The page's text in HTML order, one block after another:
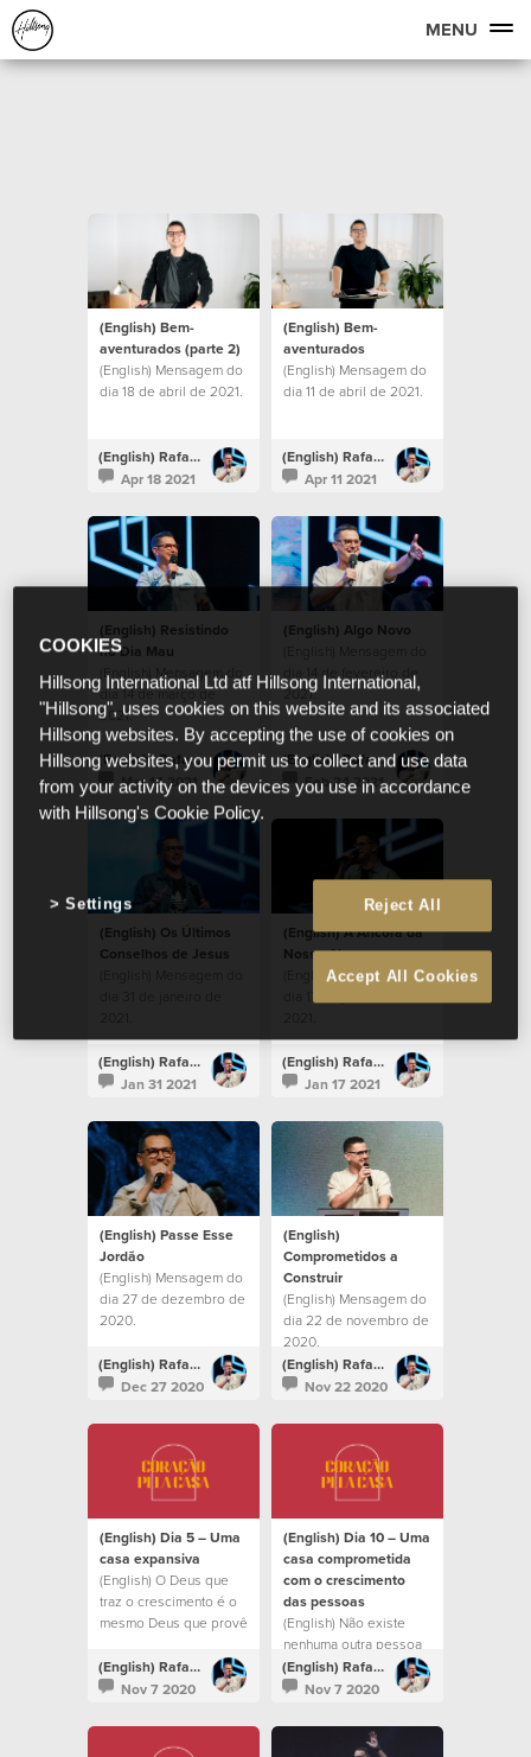
MENU
(English) Bem-
aventurados (parte 2)
(English) Mensagem do
dia 18 de abril de 2021.
(English) Rafael Bitencourt
Apr 18 2021
(English) Bem-
aventurados
(English) Mensagem do
dia 11 de abril de 2021.
(English) Rafael Bitencourt
Apr 11 2021
(English) Resistindo
no Dia Mau
(English) Mensagem do
dia 14 de março de
2021.
(English) Rafael Bitencourt
Mar 14 2021
(English) Algo Novo
(English) Mensagem do
dia 14 de fevereiro de
2021.
(English) Rafael Bitencourt
Feb 24 2021
(English) Os Últimos
Conselhos de Jesus
(English) Mensagem do
2021.
(English) Rafael Bitencourt
Jan 31 2021
(English) A Âncora da
Nossa Alma
(English) Mensagem do
2021.
(English) Rafael Bitencourt
Jan 17 2021
(English) Passe Esse
Jordão
(English) Mensagem do
dia 27 de dezembro de
2020.
(English) Rafael Bitencourt
Dec 27 2020
(English)
Comprometidos a
Construir
(English) Mensagem do
dia 22 de novembro de
2020.
(English) Rafael Bitencourt
Nov 22 2020
(English) Dia 5 – Uma
casa expansiva
(English) O Deus que
traz o crescimento é o
mesmo Deus que provê
milagrosamente.
(English) Rafael Bitencourt
Nov 7 2020
(English) Dia 10 – Uma
casa comprometida
com o crescimento
das pessoas
(English) Não existe
nenhuma outra pessoa
no mundo que tenha o
potencial que você tem.
(English) Rafael Bitencourt
Nov 7 2020
COOKIES
Hillsong International Ltd atf Hillsong International,
"Hillsong", uses cookies on this website and its associated
Hillsong websites. By accepting the use of cookies on
Hillsong websites, you permit us to collect and use data
from your activity on the devices you use in accordance
with Hillsong's Cookie Policy.
Reject All
Accept All Cookies
Settings